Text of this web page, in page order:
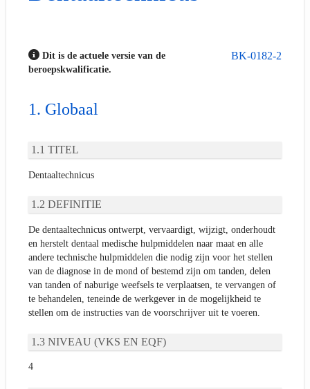
BK-0182-2
Dit is de actuele versie van de
beroepskwalificatie.
Globaal
TITEL
Dentaaltechnicus
DEFINITIE
De dentaaltechnicus ontwerpt, vervaardigt, wijzigt, onderhoudt
en herstelt dentaal medische hulpmiddelen naar maat en alle
andere technische hulpmiddelen die nodig zijn voor het stellen
van de diagnose in de mond of bestemd zijn om tanden, delen
van tanden of naburige weefsels te verplaatsen, te vervangen of
te behandelen, teneinde de werkgever in de mogelijkheid te
stellen om de instructies van de voorschrijver uit te voeren.
NIVEAU (VKS EN EQF)
4